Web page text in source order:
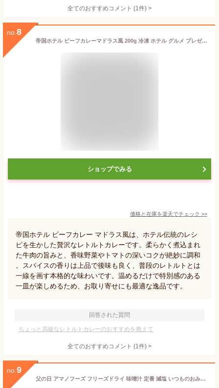
全てのおすすめコメント (1件) >
no. 8
帝国ホテル ビーフカレーマドラス風 200g 冷凍 ホテル グルメ プレゼント ギフト お土産 プロ ビーフカレー
ショップでみる
価格と在庫を楽天でチェック >>
帝国ホテル ビーフカレー マドラス風は、ホテル伝統のレシ
ピを生かした贅沢なレトルトカレーです。柔らかく煮込まれ
た牛肉の旨みと、香味野菜やトマトの深いコクが絶妙に調和
。スパイスの香りは上品で後味も良く、普段のレトルトとは
一線を画す本格的な味わいです。温めるだけで特別感のある
一皿が楽しめるため、お取り寄せにも最適な逸品です。
回答された質問
ちょっと高級なレトルトカレーのおすすめを教えて
全てのおすすめコメント (1件) >
no. 9
父の日 アマノフーズ フリーズドライ 味噌汁 定番 減塩 いつものおみそ汁 5種30食 60食 90食 から 選べる 詰め合わせ セット 【 送料無料 北海道沖縄以外】 インスタント みそ汁 食品 プレゼント 贈り物 非常食 2026 内祝い お返し ギフト